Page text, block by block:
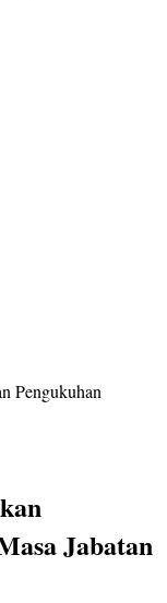
Pengukuhan
Jabatan